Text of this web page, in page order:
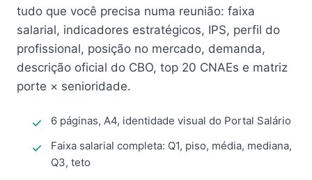
tudo que você precisa numa reunião: faixa
salarial, indicadores estratégicos, IPS, perfil do
profissional, posição no mercado, demanda,
descrição oficial do CBO, top 20 CNAEs e matriz
porte × senioridade.
6 páginas, A4, identidade visual do Portal Salário
Faixa salarial completa: Q1, piso, média, mediana,
Q3, teto